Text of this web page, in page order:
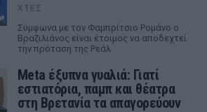
ΧΤΕΣ
Σύμφωνα με τον Φαμπρίτσιο Ρομάνο ο
Βραζιλιάνος είναι έτοιμος να αποδεχτεί
την πρόταση της Ρεάλ
Meta έξυπνα γυαλιά: Γιατί
εστιατόρια, παμπ και θέατρα
στη Βρετανία τα απαγορεύουν